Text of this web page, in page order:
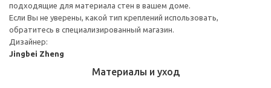
подходящие для материала стен в вашем доме.
Если Вы не уверены, какой тип креплений использовать,
обратитесь в специализированный магазин.
Дизайнер:
Jingbei Zheng
Материалы и уход